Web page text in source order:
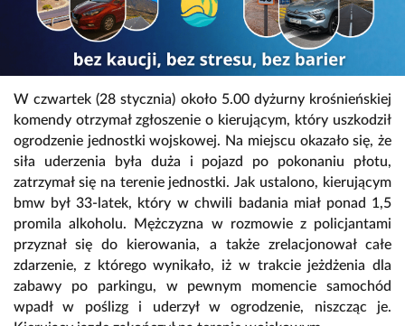
W czwartek (28 stycznia) około 5.00 dyżurny krośnieńskiej
komendy otrzymał zgłoszenie o kierującym, który uszkodził
ogrodzenie jednostki wojskowej. Na miejscu okazało się, że
siła uderzenia była duża i pojazd po pokonaniu płotu,
zatrzymał się na terenie jednostki. Jak ustalono, kierującym
bmw był 33-latek, który w chwili badania miał ponad 1,5
promila alkoholu. Mężczyzna w rozmowie z policjantami
przyznał się do kierowania, a także zrelacjonował całe
zdarzenie, z którego wynikało, iż w trakcie jeżdżenia dla
zabawy po parkingu, w pewnym momencie samochód
wpadł w poślizg i uderzył w ogrodzenie, niszcząc je.